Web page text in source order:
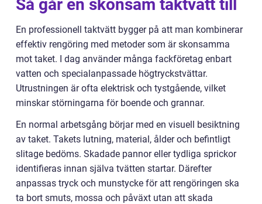
Så går en skonsam taktvätt till
En professionell taktvätt bygger på att man kombinerar
effektiv rengöring med metoder som är skonsamma
mot taket. I dag använder många fackföretag enbart
vatten och specialanpassade högtryckstvättar.
Utrustningen är ofta elektrisk och tystgående, vilket
minskar störningarna för boende och grannar.
En normal arbetsgång börjar med en visuell besiktning
av taket. Takets lutning, material, ålder och befintligt
slitage bedöms. Skadade pannor eller tydliga sprickor
identifieras innan själva tvätten startar. Därefter
anpassas tryck och munstycke för att rengöringen ska
ta bort smuts, mossa och påväxt utan att skada